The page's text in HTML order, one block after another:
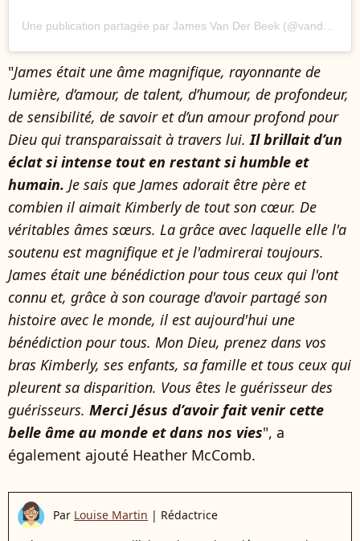
"James était une âme magnifique, rayonnante de
lumière, d’amour, de talent, d’humour, de profondeur,
de sensibilité, de savoir et d’un amour profond pour
Dieu qui transparaissait à travers lui.Il brillait d’un
éclat si intense tout en restant si humble et
humain. Je sais que James adorait être père et
combien il aimait Kimberly de tout son cœur. De
véritables âmes sœurs. La grâce avec laquelle elle l'a
soutenu est magnifique et je l'admirerai toujours.
James était une bénédiction pour tous ceux qui l'ont
connu et, grâce à son courage d'avoir partagé son
histoire avec le monde, il est aujourd'hui une
bénédiction pour tous. Mon Dieu, prenez dans vos
bras Kimberly, ses enfants, sa famille et tous ceux qui
pleurent sa disparition. Vous êtes le guérisseur des
guérisseurs. Merci Jésus d’avoir fait venir cette
belle âme au monde et dans nos vies", a
également ajouté Heather McComb.
Par Louise Martin | Rédactrice